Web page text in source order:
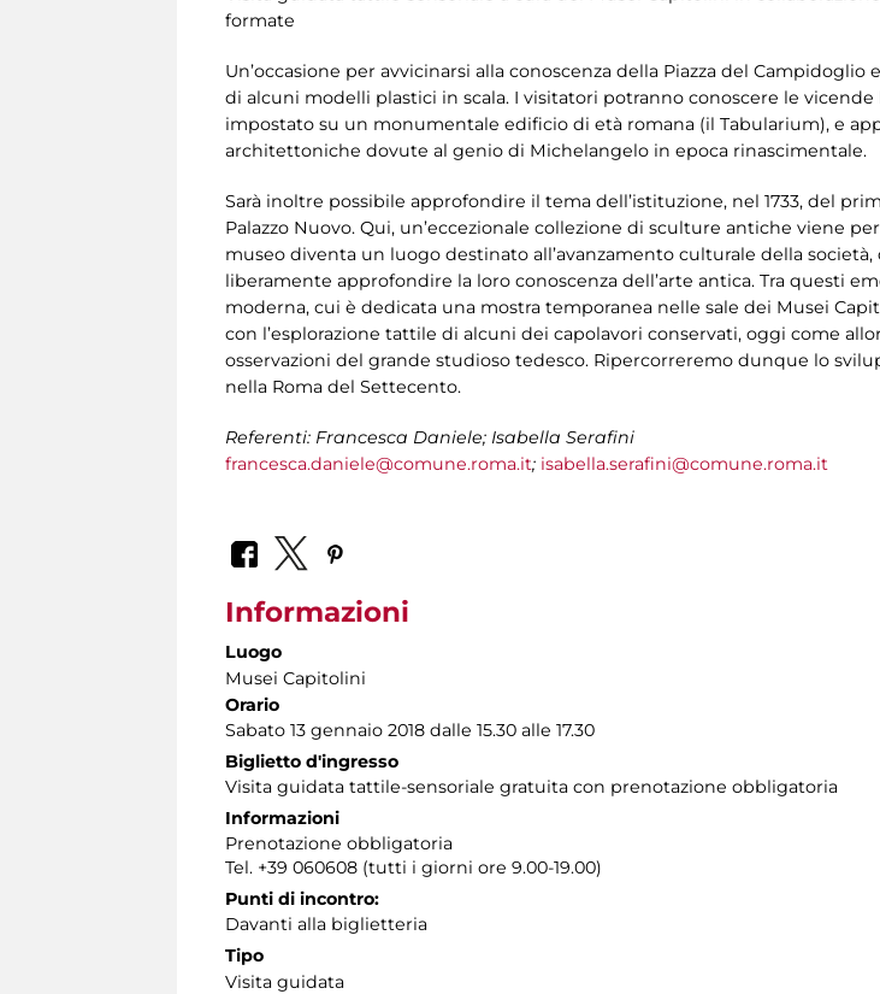
formate
Un’occasione per avvicinarsi alla conoscenza della Piazza del
di alcuni modelli plastici in scala. I visitatori potranno conoscere le
impostato su un monumentale edificio di età romana (il Tabularium), e
architettoniche dovute al genio di Michelangelo in epoca rinascimentale.
Sarà inoltre possibile approfondire il tema dell’istituzione, nel 1733, del
Palazzo Nuovo. Qui, un’eccezionale collezione di sculture antiche viene
museo diventa un luogo destinato all’avanzamento culturale della
liberamente approfondire la loro conoscenza dell’arte antica. Tra questi
moderna, cui è dedicata una mostra temporanea nelle sale dei Musei
con l’esplorazione tattile di alcuni dei capolavori conservati, oggi come
osservazioni del grande studioso tedesco. Ripercorreremo dunque lo
nella Roma del Settecento.
Referenti: Francesca Daniele; Isabella Serafini
francesca.daniele@comune.roma.it; isabella.serafini@comune.roma.it
Informazioni
Luogo
Musei Capitolini
Orario
Sabato 13 gennaio 2018 dalle 15.30 alle 17.30
Biglietto d'ingresso
Visita guidata tattile-sensoriale gratuita con prenotazione obbligatoria
Informazioni
Prenotazione obbligatoria
Tel. +39 060608 (tutti i giorni ore 9.00-19.00)
Punti di incontro:
Davanti alla biglietteria
Tipo
Visita guidata